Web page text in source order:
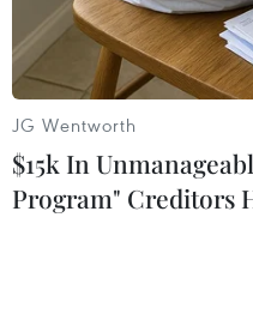
Tháp.
JG Wentworth
$15k In
Program" Creditors